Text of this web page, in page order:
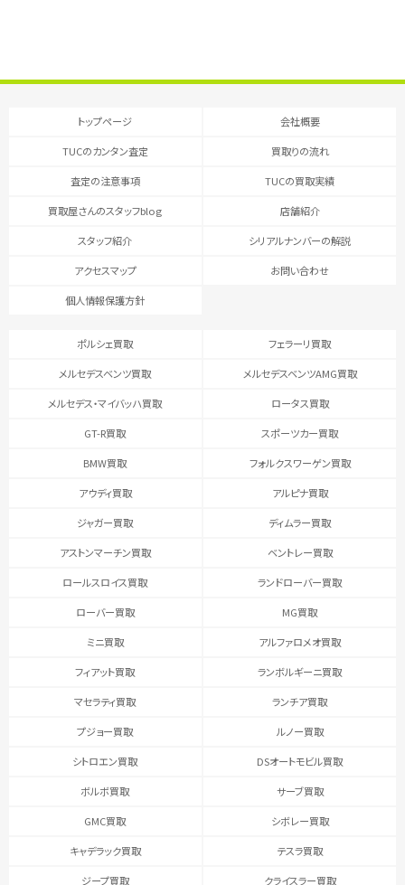
トップページ 会社概要
TUCのカンタン査定 買取りの流れ
査定の注意事項 TUCの買取実績
買取屋さんのスタッフblog 店舗紹介
スタッフ紹介 シリアルナンバーの解説
アクセスマップ お問い合わせ
個人情報保護方針
ポルシェ買取 フェラーリ買取
メルセデスベンツ買取 メルセデスベンツAMG買取
メルセデス・マイバッハ買取 ロータス買取
GT-R買取 スポーツカー買取
BMW買取 フォルクスワーゲン買取
アウディ買取 アルピナ買取
ジャガー買取 ディムラー買取
アストンマーチン買取 ベントレー買取
ロールスロイス買取 ランドローバー買取
ローバー買取 MG買取
ミニ買取 アルファロメオ買取
フィアット買取 ランボルギーニ買取
マセラティ買取 ランチア買取
プジョー買取 ルノー買取
シトロエン買取 DSオートモビル買取
ボルボ買取 サーブ買取
GMC買取 シボレー買取
キャデラック買取 テスラ買取
ジープ買取 クライスラー買取